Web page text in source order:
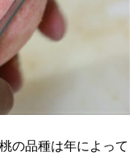
の品種は年によって